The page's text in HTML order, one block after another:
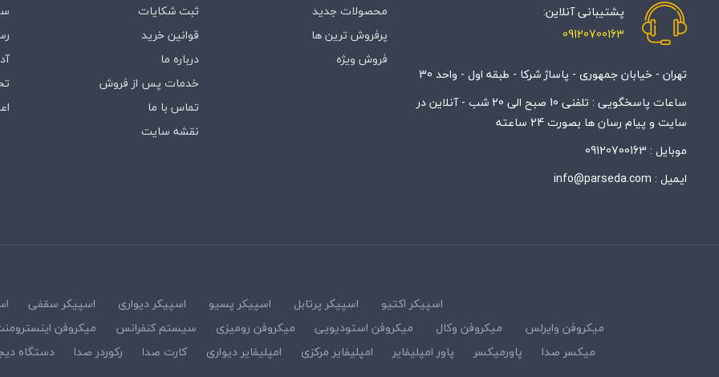
پشتیبانی آنلاین:
09120700163
تهران - خیابان جمهوری - پاساژ شرکا - طبقه اول - واحد 30
ساعات پاسخگویی : تلفنی 10 صبح الی 20 شب - آنلاین در
سایت و پیام رسان ها بصورت 24 ساعته
موبایل : 09120700163
ایمیل : info@parseda.com
محصولات جدید
پرفروش ترین ها
فروش ویژه
ثبت شکایات
قوانین خرید
درباره‌ ما
خدمات پس از فروش
تماس با ما
نقشه سایت
اسپیکر اکتیو اسپیکر پرتابل اسپیکر پسیو اسپیکر دیواری اسپیکر سقفی
میکروفن وایرلس
میکروفن وکال میکروفن استودیویی میکروفن رومیزی سیستم کنفرانس میکروفن
میکسر صدا
پاورمیکسر پاور امپلیفایر امپلیفایر مرکزی امپلیفایر دیواری کارت صدا رکوردر صدا دستگاه